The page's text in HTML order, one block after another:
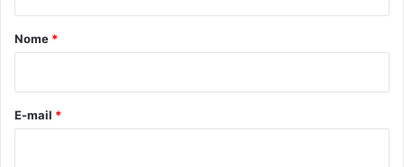
r
*
Nome *
E-mail *